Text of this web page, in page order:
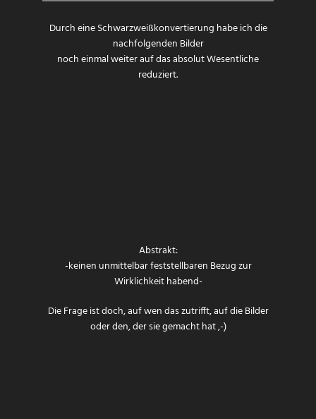
Durch eine Schwarzweißkonvertierung habe ich die
nachfolgenden Bilder
noch einmal weiter auf das absolut Wesentliche
reduziert.
Abstrakt:
-keinen unmittelbar feststellbaren Bezug zur
Wirklichkeit habend-
Die Frage ist doch, auf wen das zutrifft, auf die Bilder
oder den, der sie gemacht hat ,-)